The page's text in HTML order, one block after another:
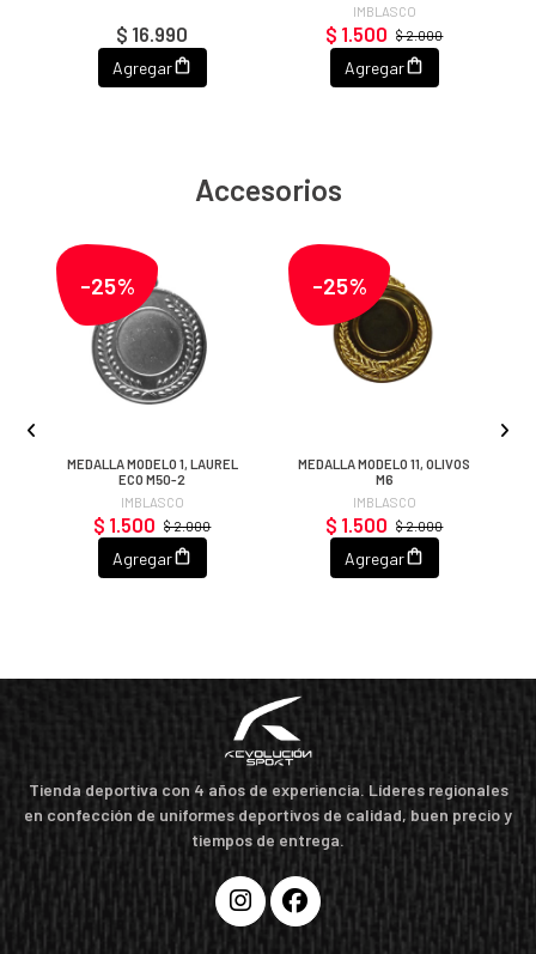
$ 16.990
Agregar
IMBLASCO
$ 2.000
$ 1.500
Agregar
Accesorios
-25%
MEDALLA MODELO 1, LAUREL
ECO M50-2
IMBLASCO
$ 2.000
$ 1.500
Agregar
-25%
MEDALLA MODELO 11, OLIVOS
M6
IMBLASCO
$ 2.000
$ 1.500
Agregar
Tienda deportiva con 4 años de experiencia. Líderes regionales
en confección de uniformes deportivos de calidad, buen precio y
tiempos de entrega.